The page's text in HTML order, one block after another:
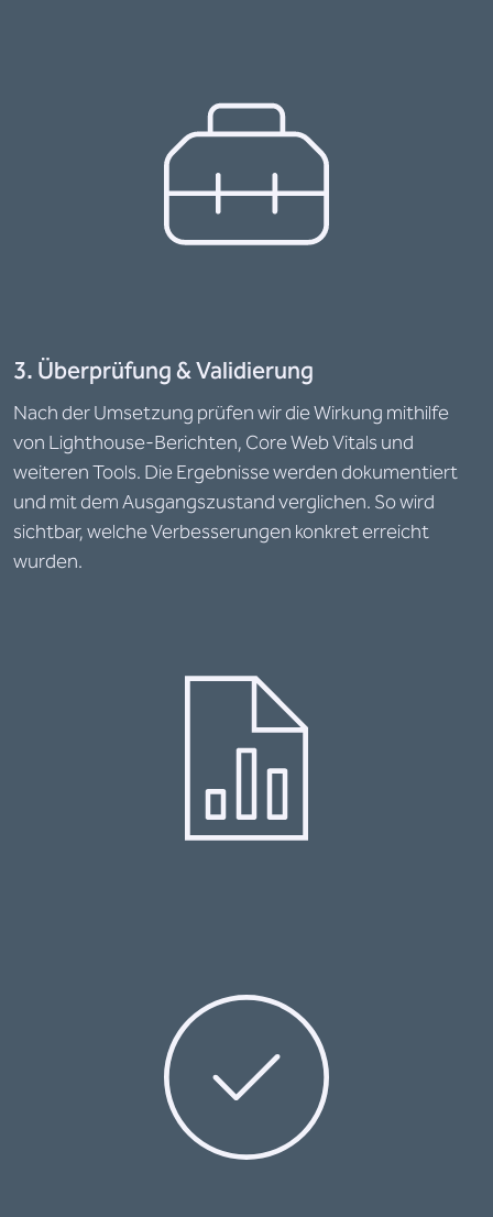
3. Überprüfung & Validierung
Nach der Umsetzung prüfen wir die Wirkung mithilfe
von Lighthouse-Berichten, Core Web Vitals und
weiteren Tools. Die Ergebnisse werden dokumentiert
und mit dem Ausgangszustand verglichen. So wird
sichtbar, welche Verbesserungen konkret erreicht
wurden.